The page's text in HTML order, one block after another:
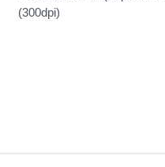
(300dpi)